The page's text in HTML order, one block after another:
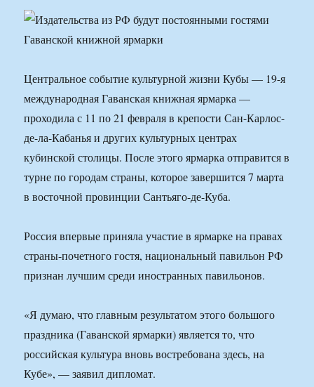
Центральное событие культурной жизни Кубы — 19-я
международная Гаванская книжная ярмарка —
проходила с 11 по 21 февраля в крепости Сан-Карлос-
де-ла-Кабанья и других культурных центрах
кубинской столицы. После этого ярмарка отправится в
турне по городам страны, которое завершится 7 марта
в восточной провинции Сантьяго-де-Куба.
Россия впервые приняла участие в ярмарке на правах
страны-почетного гостя, национальный павильон РФ
признан лучшим среди иностранных павильонов.
«Я думаю, что главным результатом этого большого
праздника (Гаванской ярмарки) является то, что
российская культура вновь востребована здесь, на
Кубе», — заявил дипломат.